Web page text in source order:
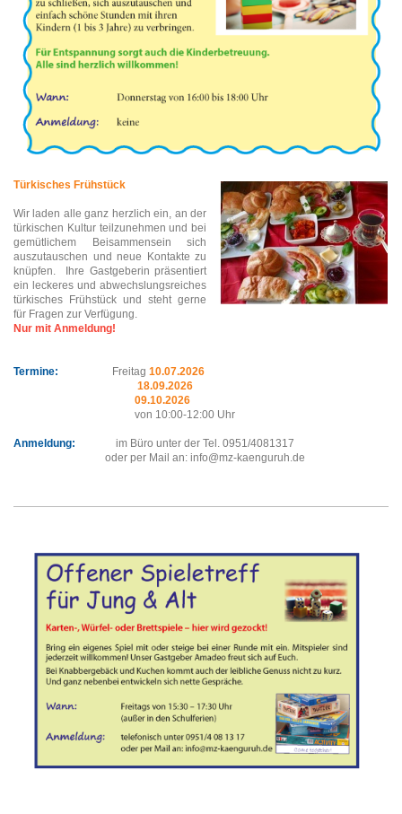
Türkisches Frühstück
Wir laden alle ganz herzlich ein, an der
türkischen Kultur teilzunehmen und bei
gemütlichem Beisammensein sich
auszutauschen und neue Kontakte zu
knüpfen. Ihre Gastgeberin präsentiert
ein leckeres und abwechslungsreiches
türkisches Frühstück und steht gerne
für Fragen zur Verfügung.
Nur mit Anmeldung!
Termine: Freitag 10.07.2026
18.09.2026
09.10.2026
von 10:00-12:00 Uhr
Anmeldung: im Büro unter der Tel. 0951/4081317
oder per Mail an: info@mz-kaenguruh.de